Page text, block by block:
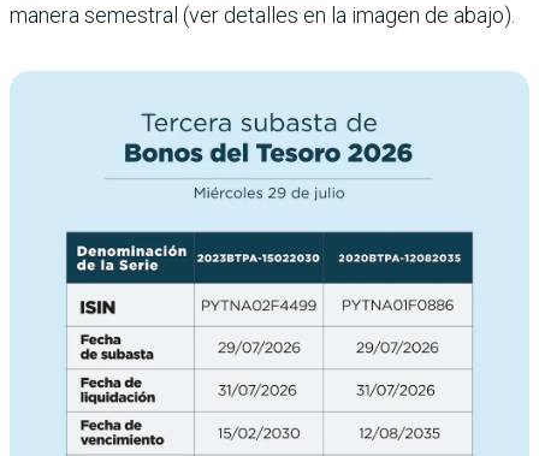
manera semestral (ver detalles en la imagen de abajo).